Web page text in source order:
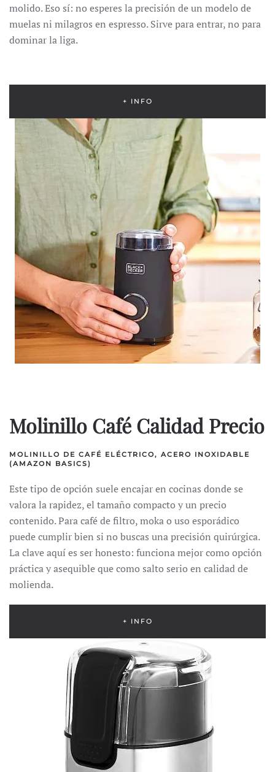
molido. Eso sí: no esperes la precisión de un modelo de
muelas ni milagros en espresso. Sirve para entrar, no para
dominar la liga.
+ INFO
Molinillo Café Calidad Precio
MOLINILLO DE CAFÉ ELÉCTRICO, ACERO INOXIDABLE
(AMAZON BASICS)
Este tipo de opción suele encajar en cocinas donde se
valora la rapidez, el tamaño compacto y un precio
contenido. Para café de filtro, moka o uso esporádico
puede cumplir bien si no buscas una precisión quirúrgica.
La clave aquí es ser honesto: funciona mejor como opción
práctica y asequible que como salto serio en calidad de
molienda.
+ INFO